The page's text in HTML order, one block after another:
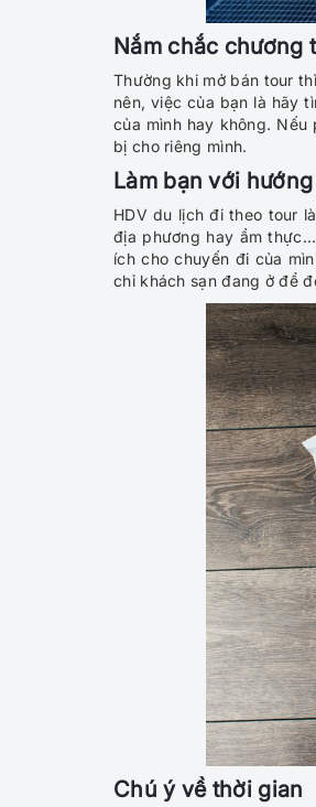
Nắm chắc chương
Thường khi mở bán tour
nên, việc của bạn là hãy
của mình hay không.
bị cho riêng mình.
Làm bạn với
HDV du lịch đi theo tour
địa phương hay ẩm
ích cho chuyến đi của
chỉ khách sạn đang ở để
Chú ý về thời gian